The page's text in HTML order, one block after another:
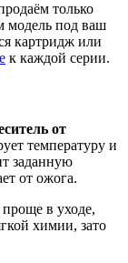
только
модель под ваш
картридж или
к каждой серии.
от
температуру и
заданную
от ожога.
в уходе,
химии, зато